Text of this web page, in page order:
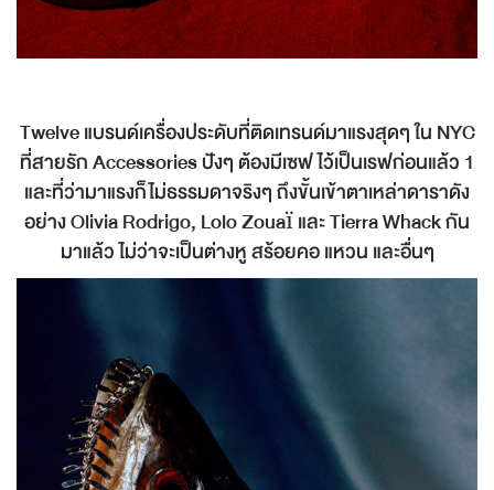
Twelve แบรนด์เครื่องประดับที่ติดเทรนด์มาแรงสุดๆ ใน NYC
ที่สายรัก Accessories ปังๆ ต้องมีเซฟไว้เป็นเรฟก่อนแล้ว 1
และที่ว่ามาแรงก็ไม่ธรรมดาจริงๆ ถึงขั้นเข้าตาเหล่าดาราดัง
อย่าง Olivia Rodrigo, Lolo Zouaï และ Tierra Whack กัน
มาแล้ว ไม่ว่าจะเป็นต่างหู สร้อยคอ แหวน และอื่นๆ